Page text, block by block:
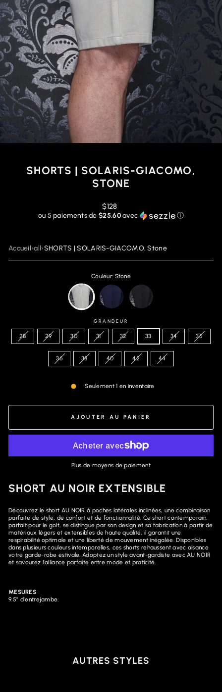
SHORTS | SOLARIS-GIACOMO,
STONE
Prix
régulier
$128
ou 5 paiements de$25.60avec ⓘ
Accueil›all›SHORTS | SOLARIS-GIACOMO, Stone
Couleur: Stone
GRANDEUR
28 29 30 31 32 33 34 35
36 38 40 42 44
Seulement 1 en inventaire
AJOUTER AU PANIER
Plus de moyens de paiement
SHORT AU NOIR EXTENSIBLE
Découvrez le short AU NOIR à poches latérales inclinées, une combinaison
parfaite de style, de confort et de fonctionnalité. Ce short contemporain,
parfait pour le golf, se distingue par son design et sa fabrication à partir de
matériaux légers et extensibles de haute qualité, il garantit une
respirabilité optimale et une liberté de mouvement inégalée. Disponibles
dans plusieurs couleurs intemporelles, ces shorts rehaussent avec aisance
votre garde-robe estivale. Adoptez un style avant-gardiste avec AU NOIR
et savourez l'alliance parfaite entre mode et praticité.
MESURES
9.5'' d'entrejambe.
AUTRES STYLES